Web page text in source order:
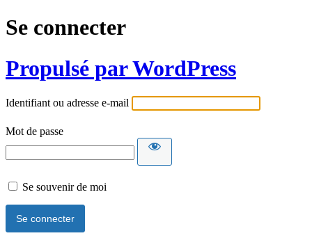
Se connecter
Propulsé par WordPress
Identifiant ou adresse e-mail
Mot de passe
Se souvenir de moi